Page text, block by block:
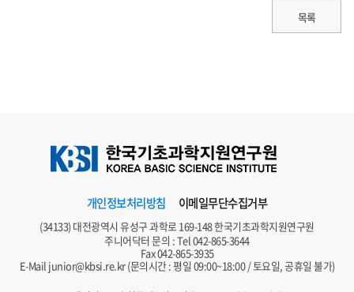
목록
개인정보처리방침 이메일무단수집거부
(34133) 대전광역시 유성구 과학로 169-148 한국기초과학지원연구원
주니어닥터 문의 : Tel042-865-3644
Fax 042-865-3935
E-Mail junior@kbsi.re.kr(문의시간 : 평일 09:00~18:00 / 토요일, 공휴일 불가)